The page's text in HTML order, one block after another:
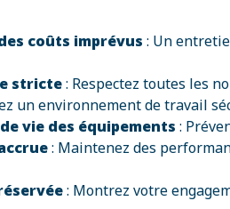
coûts imprévus : Un
stricte: Respectez toutes les
un environnement de travail
vie des équipements :
: Maintenez des
: Montrez votre